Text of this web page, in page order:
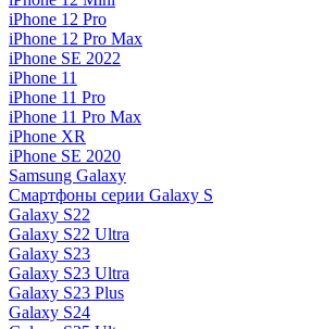
iPhone 12 Pro
iPhone 12 Pro Max
iPhone SE 2022
iPhone 11
iPhone 11 Pro
iPhone 11 Pro Max
iPhone XR
iPhone SE 2020
Samsung Galaxy
Смартфоны серии Galaxy S
Galaxy S22
Galaxy S22 Ultra
Galaxy S23
Galaxy S23 Ultra
Galaxy S23 Plus
Galaxy S24